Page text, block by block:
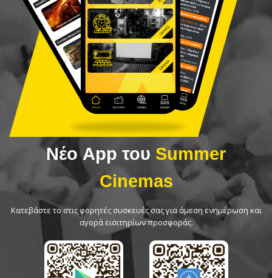
Νέο App του Summer
Cinemas
Κατεβάστε το στις φορητές συσκευές σας για άμεση ενημέρωση και
αγορά εισιτηρίων προσφοράς.